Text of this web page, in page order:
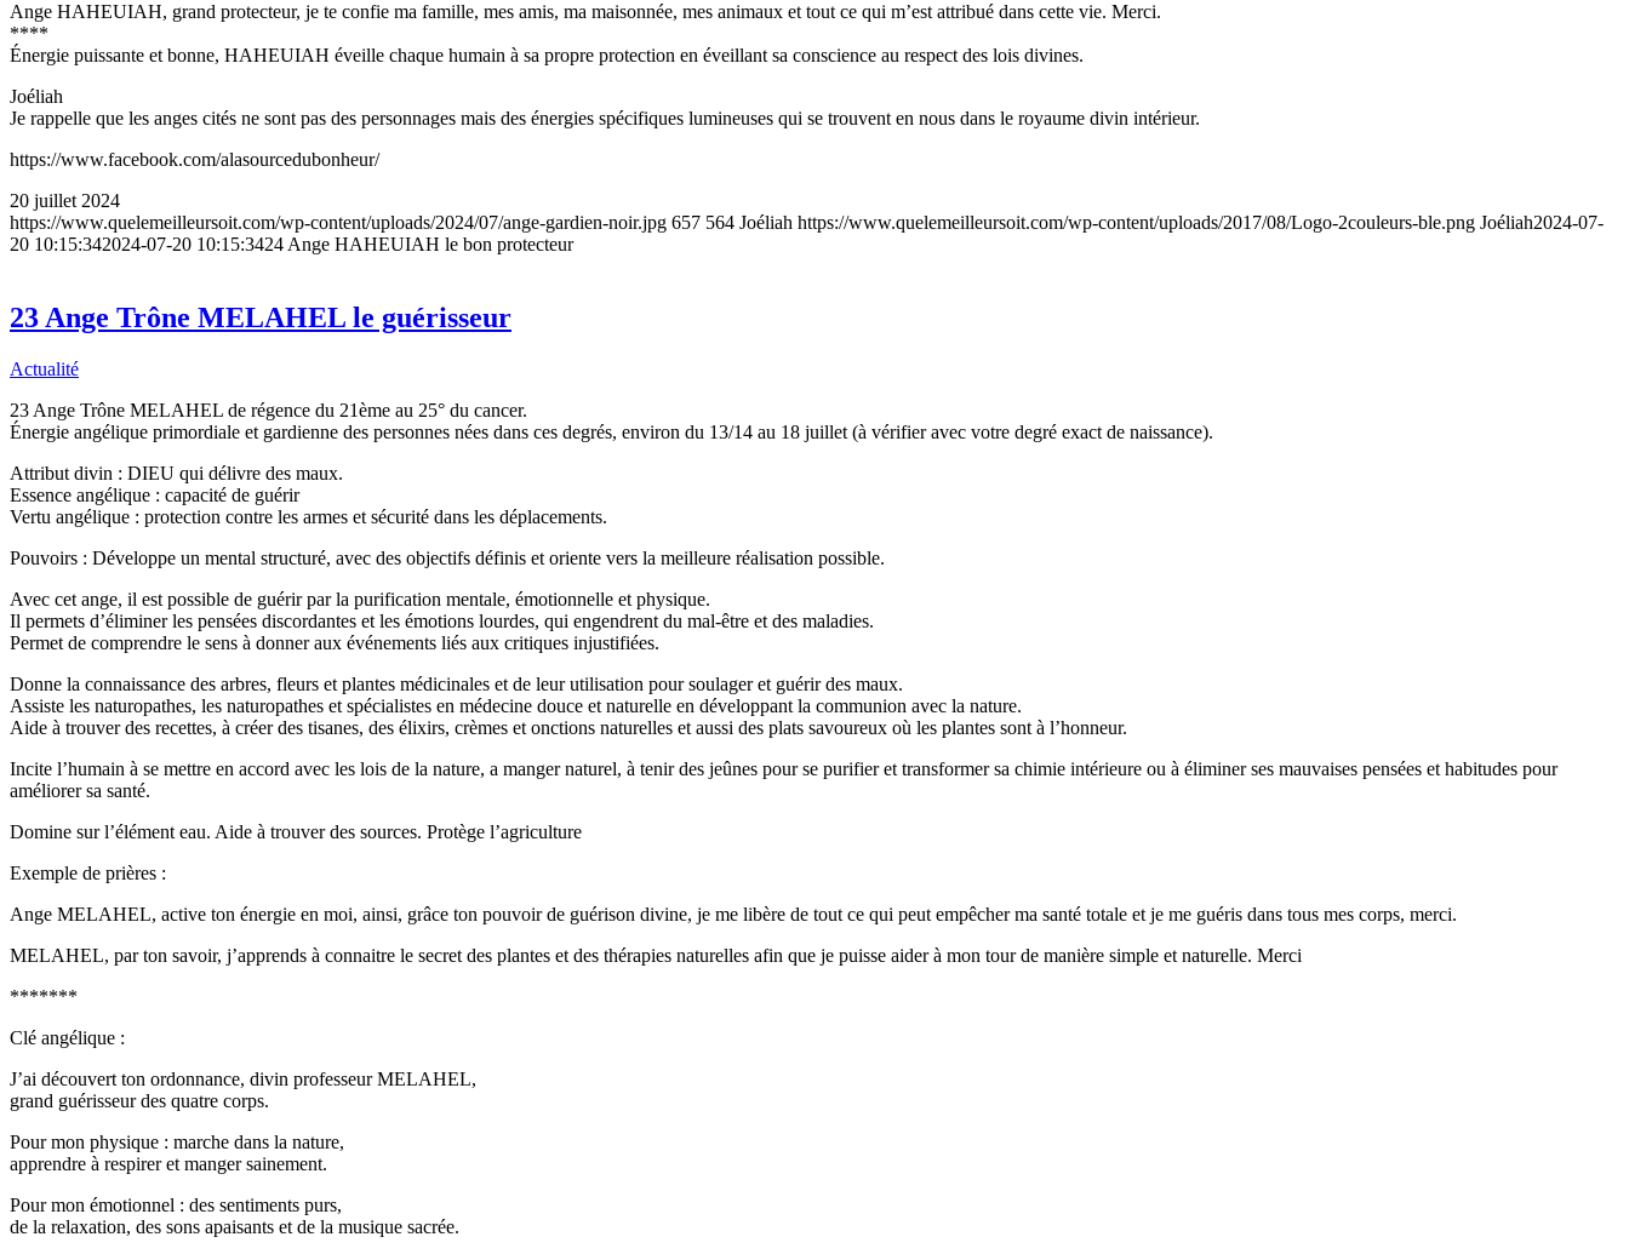
Ange HAHEUIAH, grand protecteur, je te confie ma famille, mes amis, ma maisonnée, mes animaux et tout ce qui m’est attribué dans cette vie. Merci.
****
Énergie puissante et bonne, HAHEUIAH éveille chaque humain à sa propre protection en éveillant sa conscience au respect des lois divines.
Joéliah
Je rappelle que les anges cités ne sont pas des personnages mais des énergies spécifiques lumineuses qui se trouvent en nous dans le royaume divin intérieur.
https://www.facebook.com/alasourcedubonheur/
20 juillet 2024
https://www.quelemeilleursoit.com/wp-content/uploads/2024/07/ange-gardien-noir.jpg 657 564 Joéliah https://www.quelemeilleursoit.com/wp-content/uploads/2017/08/Logo-2couleurs-ble.png Joéliah2024-07-
20 10:15:342024-07-20 10:15:3424 Ange HAHEUIAH le bon protecteur
23 Ange Trône MELAHEL le guérisseur
Actualité
23 Ange Trône MELAHEL de régence du 21ème au 25° du cancer.
Énergie angélique primordiale et gardienne des personnes nées dans ces degrés, environ du 13/14 au 18 juillet (à vérifier avec votre degré exact de naissance).
Attribut divin : DIEU qui délivre des maux.
Essence angélique : capacité de guérir
Vertu angélique : protection contre les armes et sécurité dans les déplacements.
Pouvoirs : Développe un mental structuré, avec des objectifs définis et oriente vers la meilleure réalisation possible.
Avec cet ange, il est possible de guérir par la purification mentale, émotionnelle et physique.
Il permets d’éliminer les pensées discordantes et les émotions lourdes, qui engendrent du mal-être et des maladies.
Permet de comprendre le sens à donner aux événements liés aux critiques injustifiées.
Donne la connaissance des arbres, fleurs et plantes médicinales et de leur utilisation pour soulager et guérir des maux.
Assiste les naturopathes, les naturopathes et spécialistes en médecine douce et naturelle en développant la communion avec la nature.
Aide à trouver des recettes, à créer des tisanes, des élixirs, crèmes et onctions naturelles et aussi des plats savoureux où les plantes sont à l’honneur.
Incite l’humain à se mettre en accord avec les lois de la nature, a manger naturel, à tenir des jeûnes pour se purifier et transformer sa chimie intérieure ou à éliminer ses mauvaises pensées et habitudes pour
améliorer sa santé.
Domine sur l’élément eau. Aide à trouver des sources. Protège l’agriculture
Exemple de prières :
Ange MELAHEL, active ton énergie en moi, ainsi, grâce ton pouvoir de guérison divine, je me libère de tout ce qui peut empêcher ma santé totale et je me guéris dans tous mes corps, merci.
MELAHEL, par ton savoir, j’apprends à connaitre le secret des plantes et des thérapies naturelles afin que je puisse aider à mon tour de manière simple et naturelle. Merci
*******
Clé angélique :
J’ai découvert ton ordonnance, divin professeur MELAHEL,
grand guérisseur des quatre corps.
Pour mon physique : marche dans la nature,
apprendre à respirer et manger sainement.
Pour mon émotionnel : des sentiments purs,
de la relaxation, des sons apaisants et de la musique sacrée.